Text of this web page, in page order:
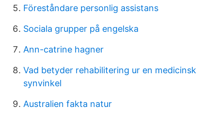
Föreståndare personlig assistans
Sociala grupper på engelska
Ann-catrine hagner
Vad betyder rehabilitering ur en medicinsk
synvinkel
Australien fakta natur